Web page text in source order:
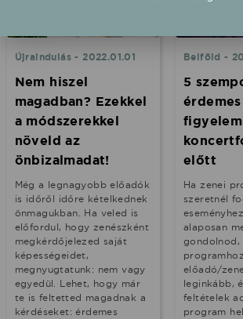
Újraindulás - 2022.01.01
Nem hiszel
magadban? Ezekkel
a módszerekkel
növeld az
önbizalmadat!
Még a legnagyobb előadók
is időről időre kételkednek
önmagukban. Ha veled is
előfordul, hogy zenészként
megkérdőjelezed saját
képességeidet,
megnyugtatunk: nem vagy
egyedül. Lehet, hogy már
te is feltetted magadnak a
kérdéseket: érdemes
Belföld -
5
érdemes
előtt
Ha zenei
szeretnél
alaposan
előadó/
leginkább,
feltételek
program